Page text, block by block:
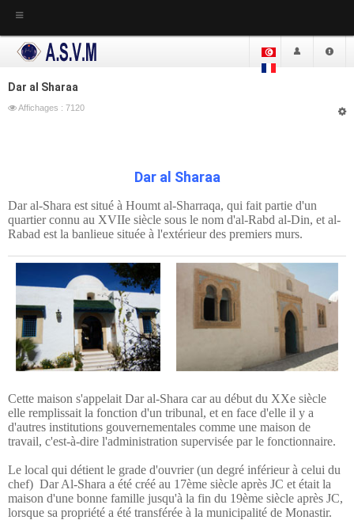
ACCUEIL
Actualité
Dar Charaa - Siège de l'ASVM
Lieu de l'Association
La Bibliothèque
Mebmres de comité
Comité Actuel
Les comités précédents
L'élection
Activités de l'Association
Fête de la ville 2017
Fête de la ville 2016
Dar al Sharaa
Affichages : 7120
Dar al Sharaa
Dar al-Shara est situé à Houmt al-Sharraqa, qui fait partie d'un
quartier connu au XVIIe siècle sous le nom d'al-Rabd al-Din, et al-
Rabad est la banlieue située à l'extérieur des premiers murs.
Cette maison s'appelait Dar al-Shara car au début du XXe siècle
elle remplissait la fonction d'un tribunal, et en face d'elle il y a
d'autres institutions gouvernementales comme une maison de
travail, c'est-à-dire l'administration supervisée par le fonctionnaire.
Le local qui détient le grade d'ouvrier (un degré inférieur à celui du
chef) Dar Al-Shara a été créé au 17ème siècle après JC et était la
maison d'une bonne famille jusqu'à la fin du 19ème siècle après JC,
lorsque sa propriété a été transférée à la municipalité de Monastir.